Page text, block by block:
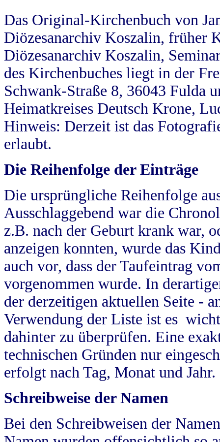
Das Original-Kirchenbuch von
Diözesanarchiv Koszalin, früher
Diözesanarchiv Koszalin,
des Kirchenbuches liegt in der
Schwank-Straße 8, 36043 Fulda
Heimatkreises Deutsch Krone,
Hinweis: Derzeit ist das
erlaubt.
Die Reihenfolge der Einträge
Die ursprüngliche Reihenfolge
Ausschlaggebend war die
z.B. nach der Geburt krank war,
anzeigen konnten, wurde das
auch vor, dass der Taufeintrag
vorgenommen wurde. In
der derzeitigen aktuellen Seite -
Verwendung der Liste ist es
dahinter zu überprüfen. Eine
technischen Gründen nur
erfolgt nach Tag, Monat und Jahr.
Schreibweise der Namen
Bei den Schreibweisen der